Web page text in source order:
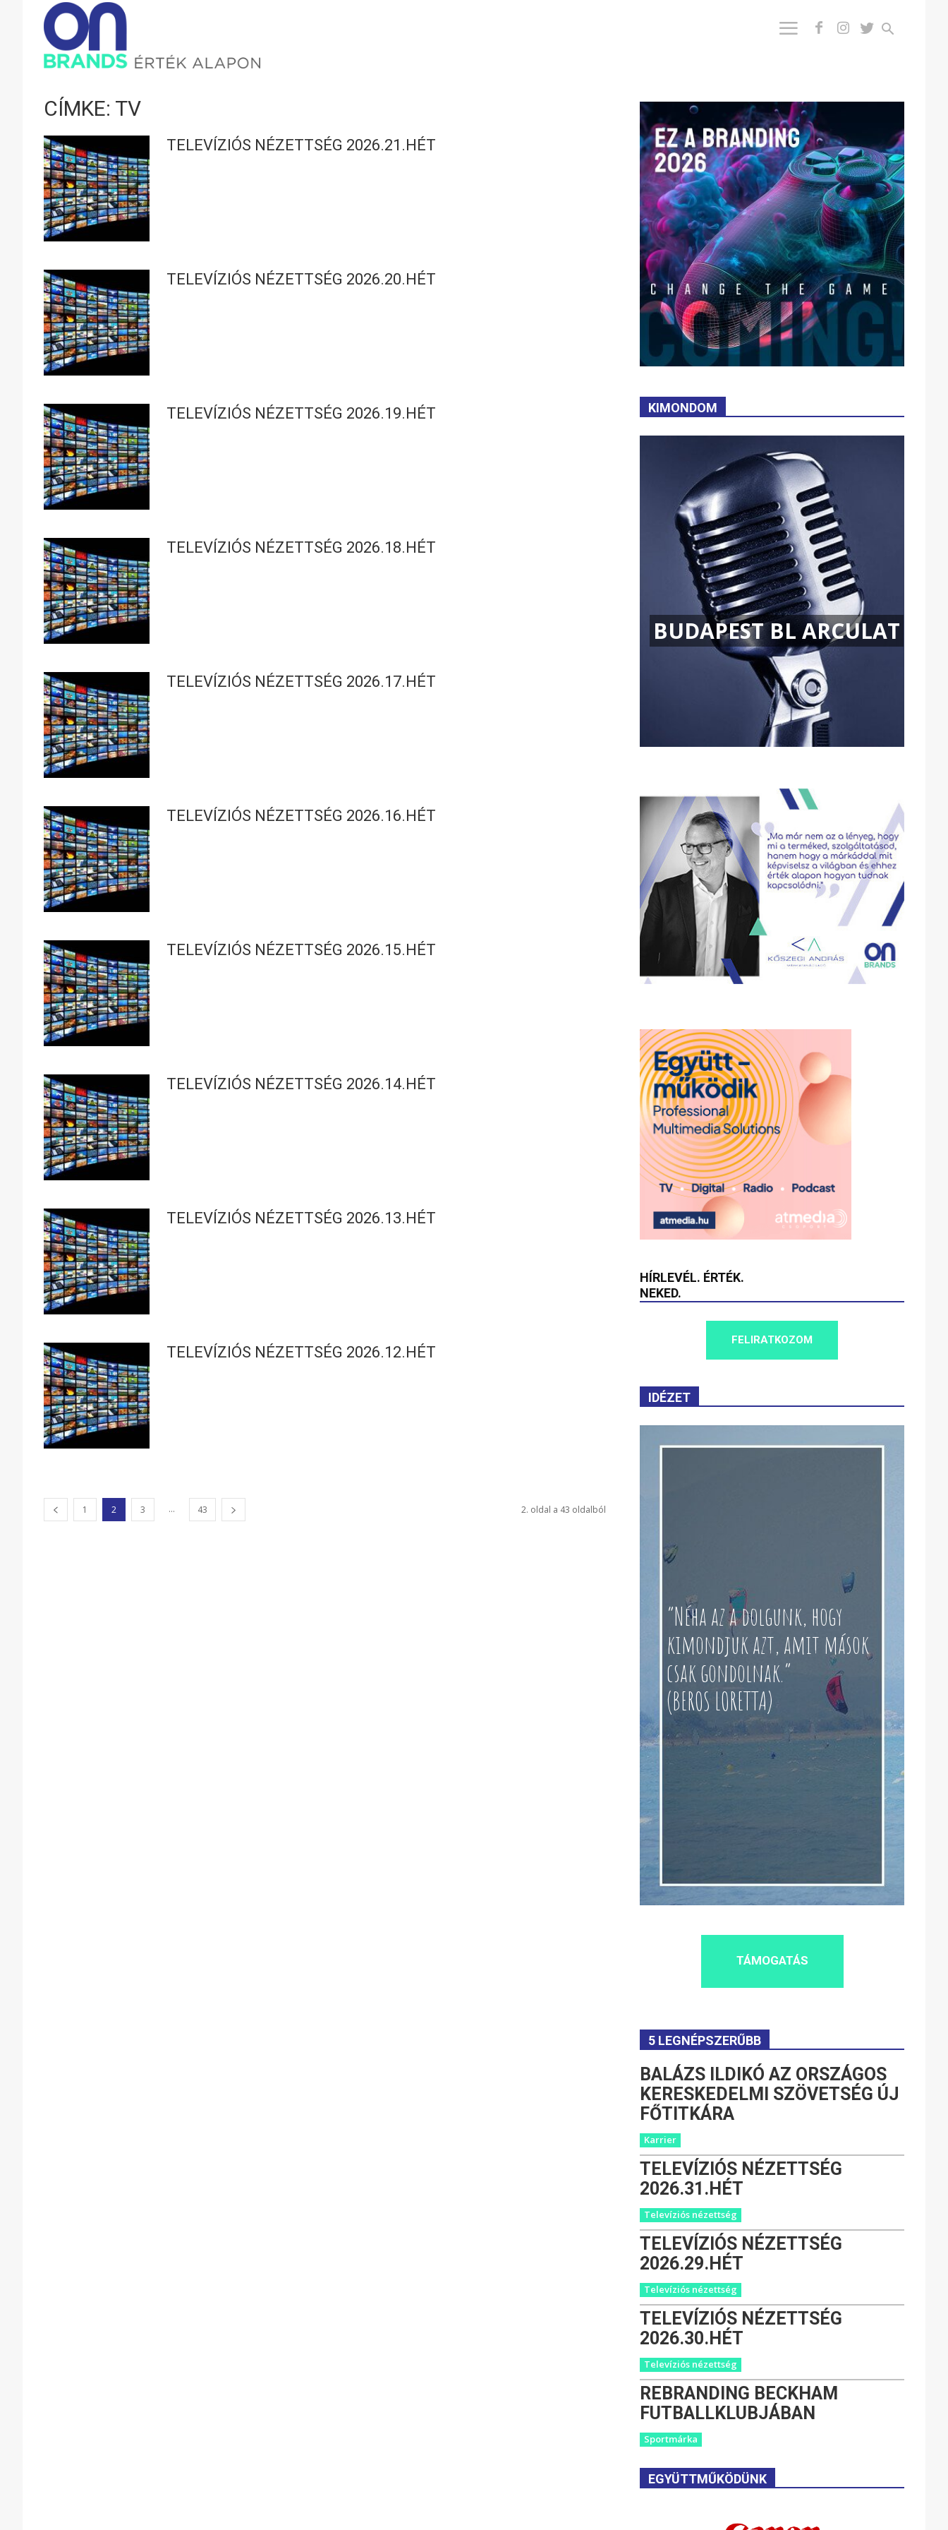
ÉRTÉK
CÍMKE: TV
TELEVÍZIÓS NÉZETTSÉG 2026.21.HÉT
TELEVÍZIÓS NÉZETTSÉG 2026.20.HÉT
TELEVÍZIÓS NÉZETTSÉG 2026.19.HÉT
TELEVÍZIÓS NÉZETTSÉG 2026.18.HÉT
TELEVÍZIÓS NÉZETTSÉG 2026.17.HÉT
TELEVÍZIÓS NÉZETTSÉG 2026.16.HÉT
TELEVÍZIÓS NÉZETTSÉG 2026.15.HÉT
TELEVÍZIÓS NÉZETTSÉG 2026.14.HÉT
TELEVÍZIÓS NÉZETTSÉG 2026.13.HÉT
TELEVÍZIÓS NÉZETTSÉG 2026.12.HÉT
1 2 3 ... 43 2. oldal a 43 oldalból
KIMONDOM
BUDAPEST BL ARCULAT
HÍRLEVÉL. ÉRTÉK.
NEKED.
FELIRATKOZOM
IDÉZET
“Néha az a dolgunk, hogy
kimondjuk azt, amit mások
csak gondolnak.”
(BEROS LORETTA)
TÁMOGATÁS
5 LEGNÉPSZERŰBB
BALÁZS ILDIKÓ AZ ORSZÁGOS
KERESKEDELMI SZÖVETSÉG ÚJ
FŐTITKÁRA
Karrier
TELEVÍZIÓS NÉZETTSÉG
2026.31.HÉT
Televíziós nézettség
TELEVÍZIÓS NÉZETTSÉG
2026.29.HÉT
Televíziós nézettség
TELEVÍZIÓS NÉZETTSÉG
2026.30.HÉT
Televíziós nézettség
REBRANDING BECKHAM
FUTBALLKLUBJÁBAN
Sportmárka
EGYÜTTMŰKÖDÜNK